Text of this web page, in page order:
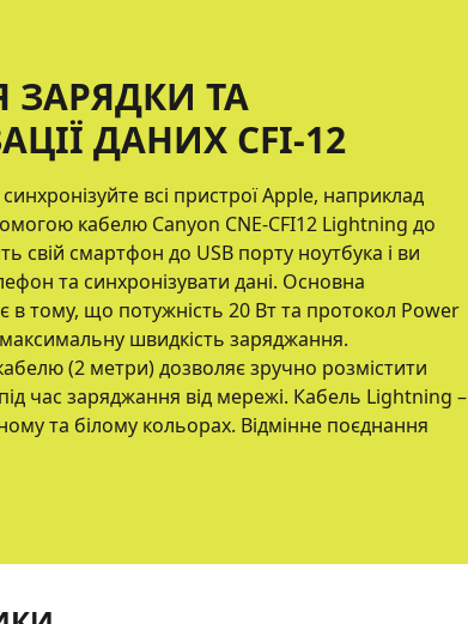
ЗАРЯДКИ ТА
ДАНИХ CFI-12
всі пристрої Apple, наприклад
кабелю Canyon CNE-CFI12 Lightning до
свій смартфон до USB порту ноутбука і ви
та синхронізувати дані. Основна
в тому, що потужність 20 Вт та протокол Power
швидкість заряджання.
(2 метри) дозволяє зручно розмістити
час заряджання від мережі. Кабель Lightning –
та білому кольорах. Відмінне поєднання